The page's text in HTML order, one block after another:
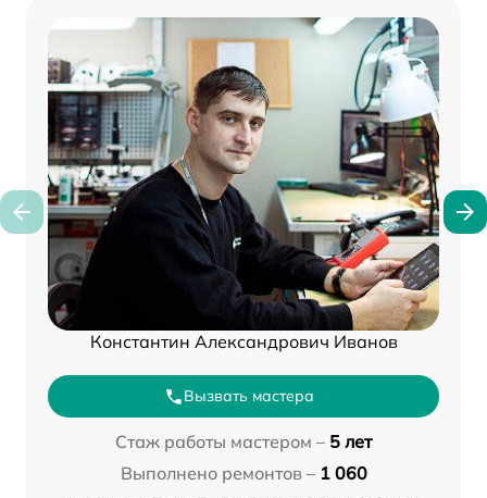
Константин Александрович Иванов
Вызвать мастера
Стаж работы мастером – 5 лет
Выполнено ремонтов – 1 060